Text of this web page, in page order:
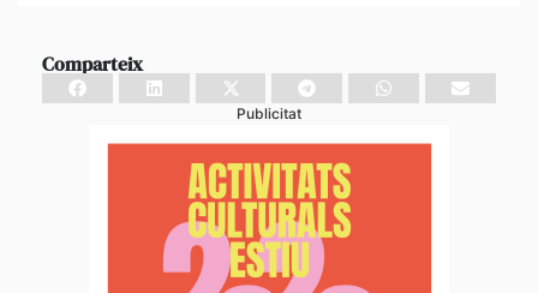
Comparteix
Publicitat